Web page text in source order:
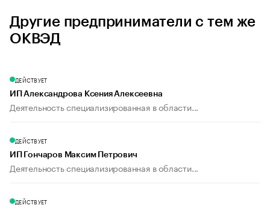
Другие предприниматели с тем же
ОКВЭД
ДЕЙСТВУЕТ
ИП Александрова Ксения Алексеевна
Деятельность специализированная в области...
ДЕЙСТВУЕТ
ИП Гончаров Максим Петрович
Деятельность специализированная в области...
ДЕЙСТВУЕТ